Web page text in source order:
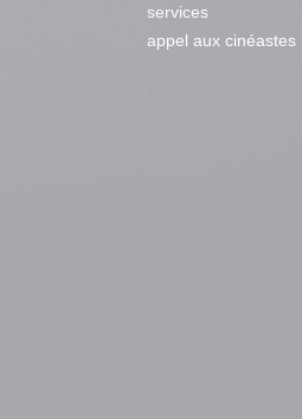
services
appel aux cinéastes